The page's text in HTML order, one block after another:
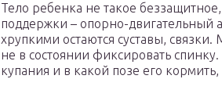
Тело ребенка не такое
поддержки – опорно-двигательный
хрупкими остаются суставы,
не в состоянии фиксировать
купания и в какой позе его